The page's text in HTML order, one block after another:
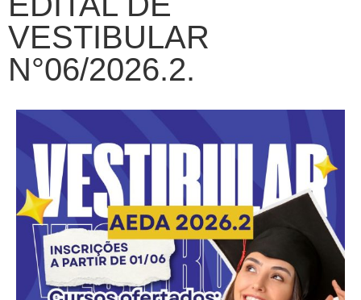
VESTIBULAR
N°06/2026.2.